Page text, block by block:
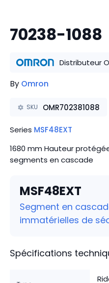
70238-1088
Distributeur
By Omron
SKU OMR702381088
Series MSF48EXT
1680 mm Hauteur
segments en cascade
MSF48EXT
Segment en
immatérielles de
Spécifications